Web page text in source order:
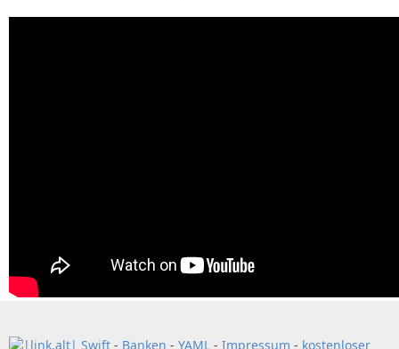
Swift - Banken - YAML - Impressum - kostenloser